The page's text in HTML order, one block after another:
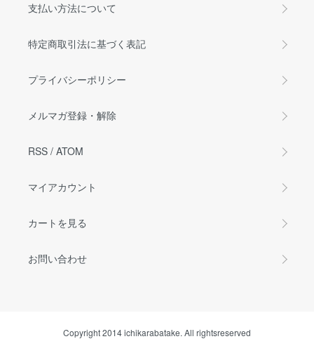
支払い方法について
特定商取引法に基づく表記
プライバシーポリシー
メルマガ登録・解除
RSS / ATOM
マイアカウント
カートを見る
お問い合わせ
Copyright 2014 ichikarabatake. All rightsreserved